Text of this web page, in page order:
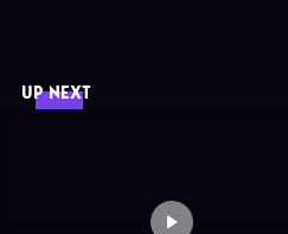
UP NEXT